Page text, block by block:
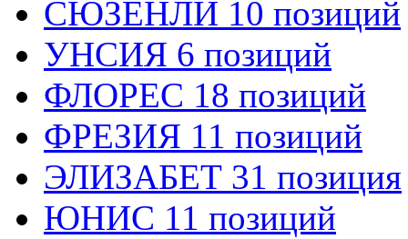
СЮЗЕНЛИ 10 позиций
УНСИЯ 6 позиций
ФЛОРЕС 18 позиций
ФРЕЗИЯ 11 позиций
ЭЛИЗАБЕТ 31 позиция
ЮНИС 11 позиций